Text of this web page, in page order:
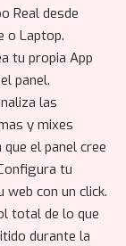
Real desde
o Laptop.
tu propia App
panel.
las
y mixes
que el panel cree
tu
con un click.
total de lo que
durante la